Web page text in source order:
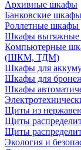
Архивные шкафы
Банковские
Роллетные шкафы
Шкафы
Компьютерные
(ШКМ, ТДМ)
Шкафы для
Шкафы для
Шкафы
Щиты из
Щиты
Щиты
Экология и